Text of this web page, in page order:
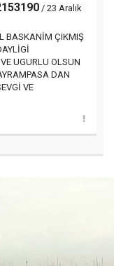
/ 23 Aralık
BASKANİM ÇIKMIŞ
UGURLU OLSUN
DAN
VE